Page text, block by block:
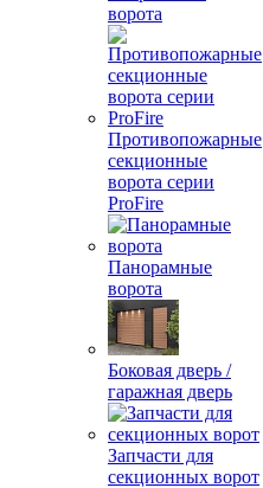
ворота
Противопожарные
секционные
ворота серии
ProFire
Панорамные
ворота
Боковая дверь /
гаражная дверь
Запчасти для
секционных ворот